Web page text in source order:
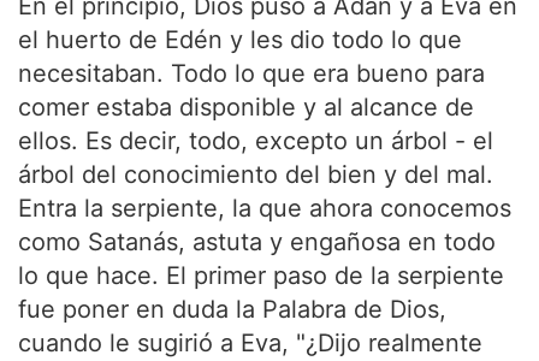
En el principio, Dios puso a Adán y a Eva en
el huerto de Edén y les dio todo lo que
necesitaban. Todo lo que era bueno para
comer estaba disponible y al alcance de
ellos. Es decir, todo, excepto un árbol - el
árbol del conocimiento del bien y del mal.
Entra la serpiente, la que ahora conocemos
como Satanás, astuta y engañosa en todo
lo que hace. El primer paso de la serpiente
fue poner en duda la Palabra de Dios,
cuando le sugirió a Eva, "¿Dijo realmente